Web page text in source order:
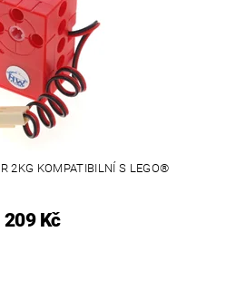
2KG KOMPATIBILNÍ S LEGO®
209 Kč